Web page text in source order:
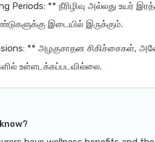
Periods: ** நீரிழிவு அல்லது உயர்
இடையில் இருக்கும்.
** அழகுசாதன சிகிச்சைகள்,
உள்ளடக்கப்படவில்லை.